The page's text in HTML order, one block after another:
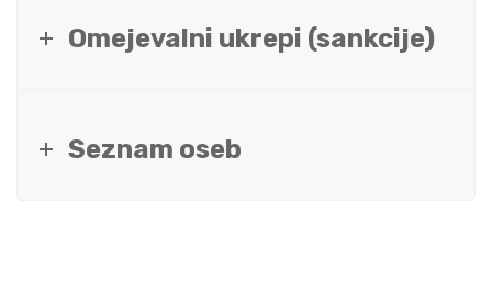
Omejevalni ukrepi (sankcije)
Seznam oseb